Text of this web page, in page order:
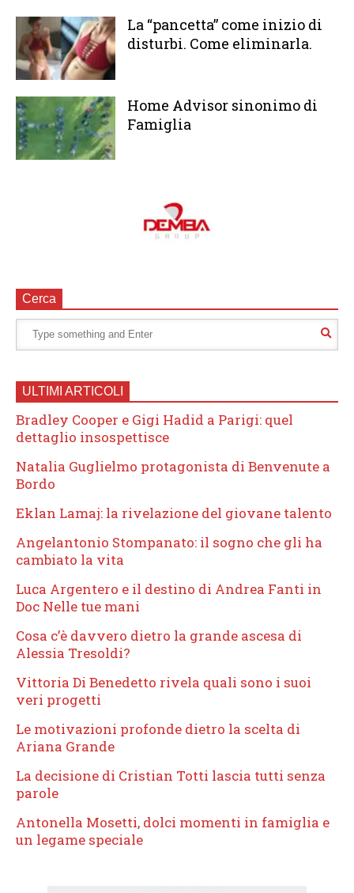
La “pancetta” come inizio di
disturbi. Come eliminarla.
Home Advisor sinonimo di
Famiglia
Cerca
ULTIMI ARTICOLI
Bradley Cooper e Gigi Hadid a Parigi: quel
dettaglio insospettisce
Natalia Guglielmo protagonista di Benvenute a
Bordo
Eklan Lamaj: la rivelazione del giovane talento
Angelantonio Stompanato: il sogno che gli ha
cambiato la vita
Luca Argentero e il destino di Andrea Fanti in
Doc Nelle tue mani
Cosa c’è davvero dietro la grande ascesa di
Alessia Tresoldi?
Vittoria Di Benedetto rivela quali sono i suoi
veri progetti
Le motivazioni profonde dietro la scelta di
Ariana Grande
La decisione di Cristian Totti lascia tutti senza
parole
Antonella Mosetti, dolci momenti in famiglia e
un legame speciale